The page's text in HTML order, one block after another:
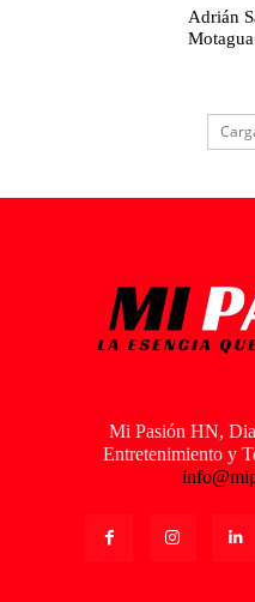
Adrián
Mi Pasión HN,
Entretenimiento y